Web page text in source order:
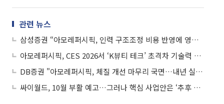
관련 뉴스
삼성증권 “아모레퍼시픽, 인력 구조조정 비용 반영에 영업익 축소⋯변화 방향성은 긍정적”
아모레퍼시픽, CES 2026서 ‘K뷰티 테크’ 초격차 기술력 공개
DB증권 "아모레퍼시픽, 체질 개선 마무리 국면…내년 실적 기대주"
싸이월드, 10월 부활 예고…그러나 핵심 사업안은 ‘추후 공개’